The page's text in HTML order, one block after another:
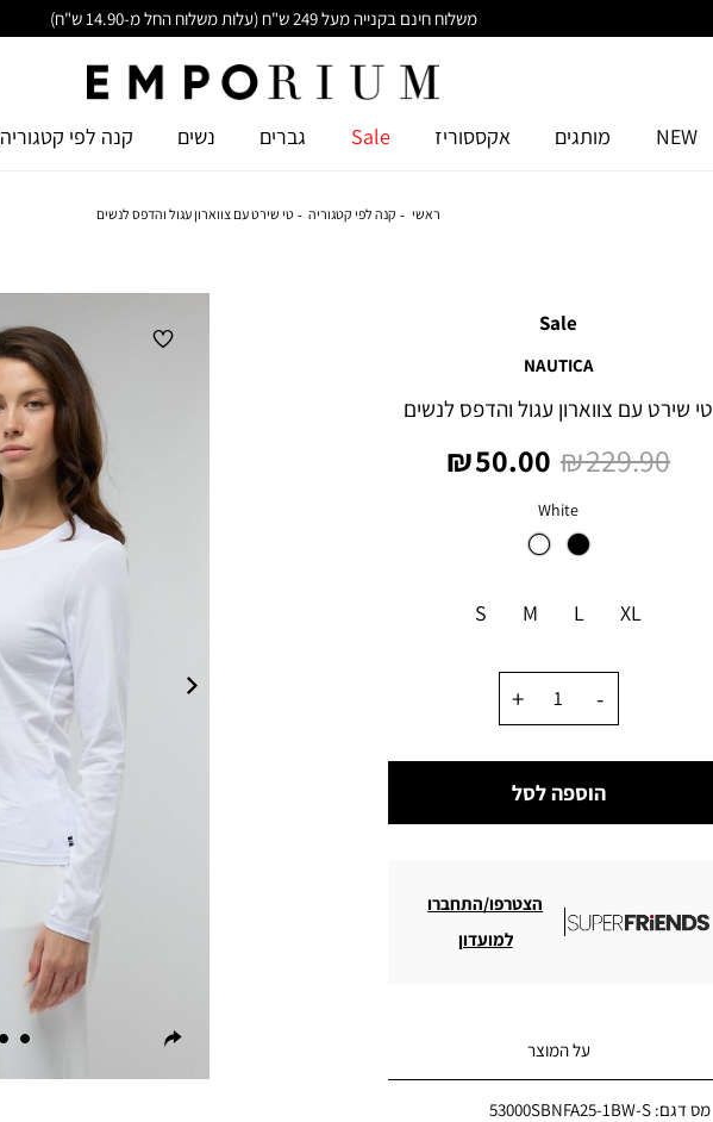
משלוח חינם בקנייה מעל 249 ש"ח (עלות משלוח החל מ-14.90 ש"ח)
NEW מותגים אקססוריז Sale גברים נשים קנה לפי קטגוריה
ראשי קנה לפי קטגוריה טי שירט עם צווארון עגול והדפס לנשים
Sale
NAUTICA
טי שירט עם צווארון עגול והדפס לנשים
מחיר
מוצר
50.00 ₪
מחיר
229.90 ₪
צבע
White
S M L XL
הוספה לסל
הצטרפו/התחברו
למועדון
על המוצר
מס דגם: 53000SBNFA25-1BW-S